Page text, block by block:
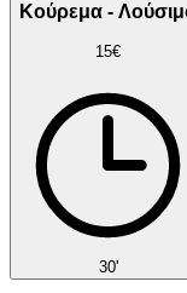
Κούρεμα -
15€
30'